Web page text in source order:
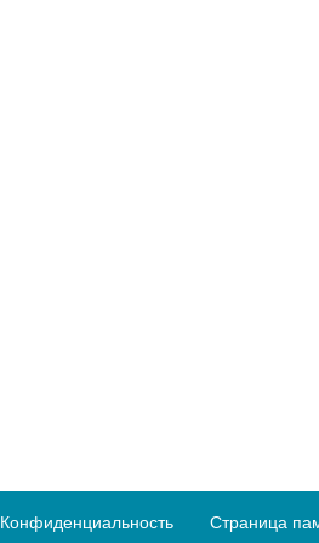
Конфиденциальность Страница